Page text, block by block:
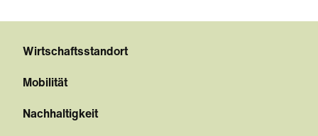
Wirtschaftsstandort
Mobilität
Nachhaltigkeit